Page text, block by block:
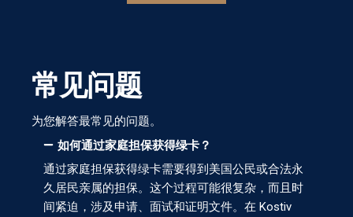
常见问题
为您解答最常见的问题。
如何通过家庭担保获得绿卡？
通过家庭担保获得绿卡需要得到美国公民或合法永
久居民亲属的担保。这个过程可能很复杂，而且时
间紧迫，涉及申请、面试和证明文件。在 Kostiv